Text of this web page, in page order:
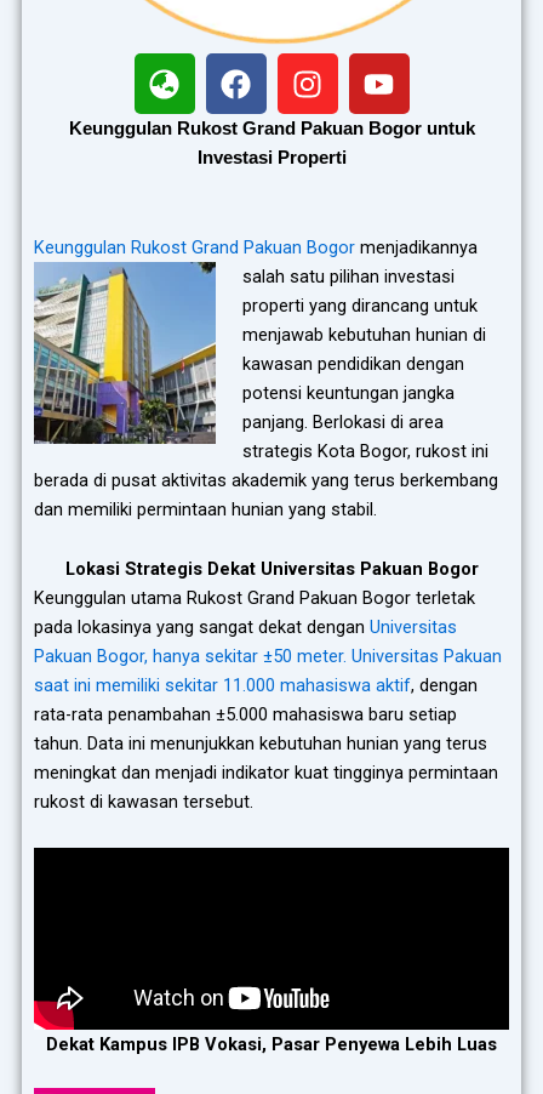
G
l
o
a
F
a
c
e
o
k
I
n
s
t
r
a
m
Y
o
u
e
Keunggulan Rukost Grand Pakuan Bogor untuk
Investasi Properti
Keunggulan Rukost Grand Pakuan Bogor menjadikannya
salah satu pilihan investasi
properti yang dirancang untuk
menjawab kebutuhan hunian di
kawasan pendidikan dengan
potensi keuntungan jangka
panjang. Berlokasi di area
strategis Kota Bogor, rukost ini
berada di pusat aktivitas akademik yang terus berkembang
dan memiliki permintaan hunian yang stabil.
Lokasi Strategis Dekat Universitas Pakuan Bogor
Keunggulan utama Rukost Grand Pakuan Bogor terletak
pada lokasinya yang sangat dekat dengan Universitas
Pakuan Bogor, hanya sekitar ±50 meter. Universitas Pakuan
saat ini memiliki sekitar 11.000 mahasiswa aktif, dengan
rata-rata penambahan ±5.000 mahasiswa baru setiap
tahun. Data ini menunjukkan kebutuhan hunian yang terus
meningkat dan menjadi indikator kuat tingginya permintaan
rukost di kawasan tersebut.
Dekat Kampus IPB Vokasi, Pasar Penyewa Lebih Luas